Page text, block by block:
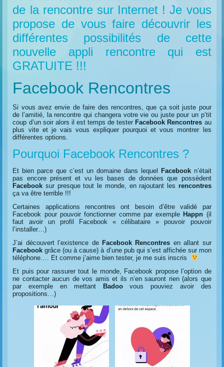
de la rencontre sur Internet ! Je vous
propose de vous faire découvrir les
différentes possibilités de cette
nouvelle appli rencontre qui est
GRATUITE !!!
Facebook Rencontres
Si vous avez envie de faire des rencontres, que ça soit juste pour
de l’amitié, la rencontre qui changera votre vie ou juste pour un p’tit
coup d’un soir alors il est temps de testerFacebook Rencontres au
plus vite et je vais vous expliquer pourquoi et vous montrer les
différentes options.
Pourquoi Facebook Rencontres ?
Et bien parce que c’est un domaine dans lequel Facebookn’était
pas encore présent et vu les bases de données que possèdent
Facebook sur presque tout le monde, en rajoutant les rencontres
ça va être terrible !!!
Certaines applications rencontres ont besoin d’être validé par
Facebook pour pouvoir fonctionner comme par exempleHappn (il
faut avoir un profil Facebook « célibataire » pouvoir pouvoir
l’installer…)
J’ai découvert l’existence de Facebook Rencontres en allant sur
Facebook grâce (ou à cause) à d’une pub qui s’est affichée sur mon
téléphone…. Et comme j’aime bien tester, je me suis inscris
Et puis pour rassurer tout le monde, Facebook propose l’option de
ne contacter aucun de vos amis et ils n’en sauront rien (alors que
par exemple en mettant Badoovous pouviez avoir des
propositions…)